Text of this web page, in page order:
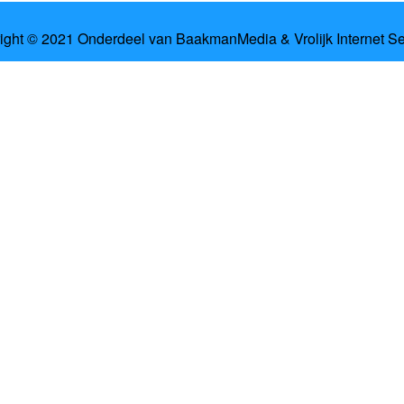
© 2021 Onderdeel van BaakmanMedia& Vrolijk Internet